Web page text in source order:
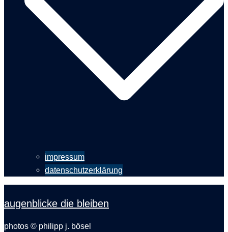
impressum
datenschutzerklärung
augenblicke die bleiben
photos © philipp j. bösel